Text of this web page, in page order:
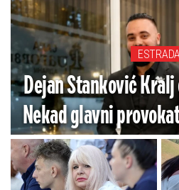
ESTRADA
Dejan Stanković
Nekad glavni
a sad i predsednik